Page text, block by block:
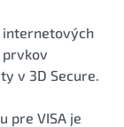
internetových
v 3D Secure.
pre VISA je